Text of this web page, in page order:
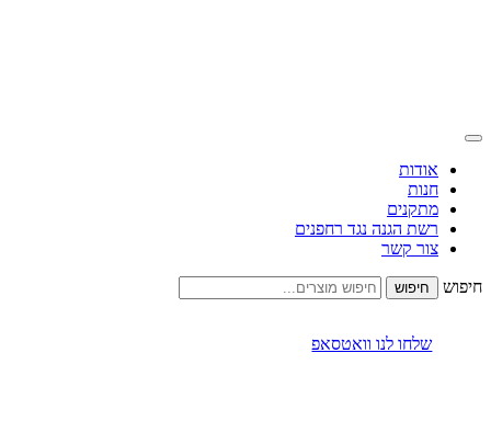
אודות
חנות
מתקנים
רשת הגנה נגד רחפנים
צור קשר
חיפוש
שלחו לנו וואטסאפ